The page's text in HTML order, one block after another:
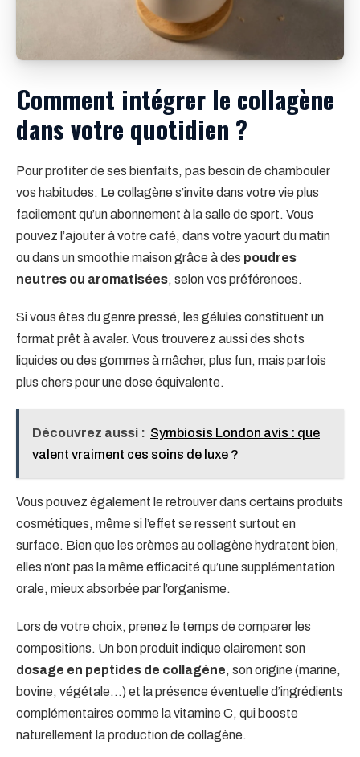
Comment intégrer le collagène
dans votre quotidien ?
Pour profiter de ses bienfaits, pas besoin de chambouler
vos habitudes. Le collagène s’invite dans votre vie plus
facilement qu’un abonnement à la salle de sport. Vous
pouvez l’ajouter à votre café, dans votre yaourt du matin
ou dans un smoothie maison grâce à des poudres
neutres ou aromatisées, selon vos préférences.
Si vous êtes du genre pressé, les gélules constituent un
format prêt à avaler. Vous trouverez aussi des shots
liquides ou des gommes à mâcher, plus fun, mais parfois
plus chers pour une dose équivalente.
Découvrez aussi : Symbiosis London avis : que
valent vraiment ces soins de luxe ?
Vous pouvez également le retrouver dans certains produits
cosmétiques, même si l’effet se ressent surtout en
surface. Bien que les crèmes au collagène hydratent bien,
elles n’ont pas la même efficacité qu’une supplémentation
orale, mieux absorbée par l’organisme.
Lors de votre choix, prenez le temps de comparer les
compositions. Un bon produit indique clairement son
dosage en peptides de collagène, son origine (marine,
bovine, végétale…) et la présence éventuelle d’ingrédients
complémentaires comme la vitamine C, qui booste
naturellement la production de collagène.